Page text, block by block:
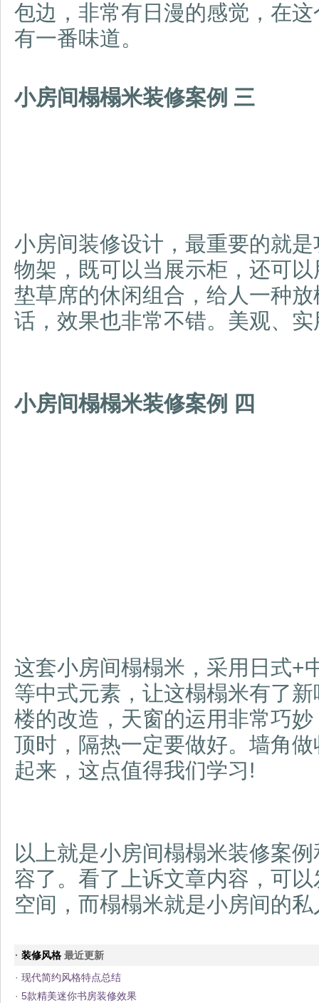
包边，非常有日漫的感觉，在
有一番味道。
小房间榻榻米装修案例 三
小房间装修设计，最重要的就
物架，既可以当展示柜，还可
垫草席的休闲组合，给人一种
话，效果也非常不错。美观、
小房间榻榻米装修案例 四
这套小房间榻榻米，采用日式+
等中式元素，让这榻榻米有了
楼的改造，天窗的运用非常巧
顶时，隔热一定要做好。墙角
起来，这点值得我们学习!
以上就是小房间榻榻米装修案例
容了。看了上诉文章内容，可
空间，而榻榻米就是小房间的
· 装修风格 最近更新
· 现代简约风格特点总结
· 5款精美迷你书房装修效果